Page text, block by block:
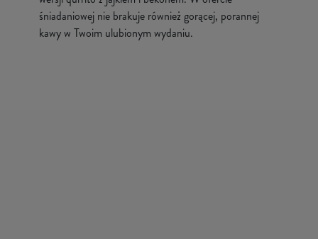
śniadaniowej nie brakuje również gorącej, porannej
kawy w Twoim ulubionym wydaniu.